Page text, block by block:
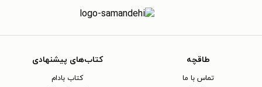
طاقچه
تماس با ما
کتاب‌های پیشنهادی
کتاب بادام